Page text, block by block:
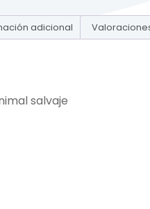
adicional
salvaje